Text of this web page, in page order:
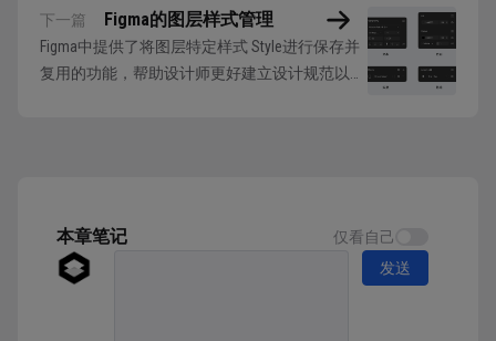
下一篇 Figma的图层样式管理
Figma中提供了将图层特定样式 Style进行保存并
复用的功能，帮助设计师更好建立设计规范以及
本章笔记 仅看自己
发送